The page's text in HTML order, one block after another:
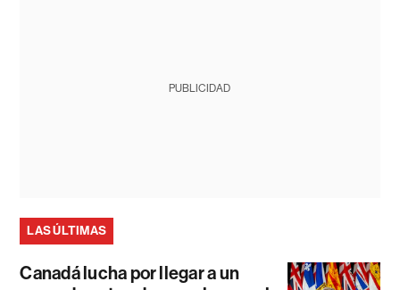
PUBLICIDAD
LAS ÚLTIMAS
Canadá lucha por llegar a un